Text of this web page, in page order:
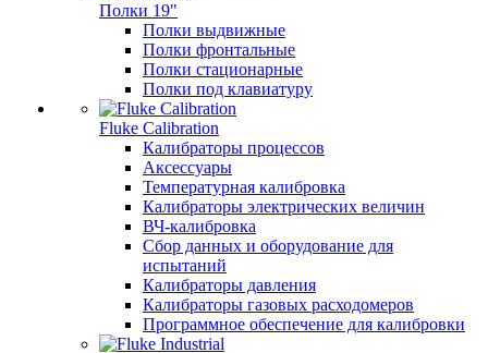
Полки 19"
Полки выдвижные
Полки фронтальные
Полки стационарные
Полки под клавиатуру
Fluke Calibration
Калибраторы процессов
Аксессуары
Температурная калибровка
Калибраторы электрических величин
ВЧ-калибровка
Сбор данных и оборудование для
испытаний
Калибраторы давления
Калибраторы газовых расходомеров
Программное обеспечение для калибровки